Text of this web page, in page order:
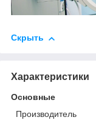
Скрыть
Характеристики
Основные
Производитель